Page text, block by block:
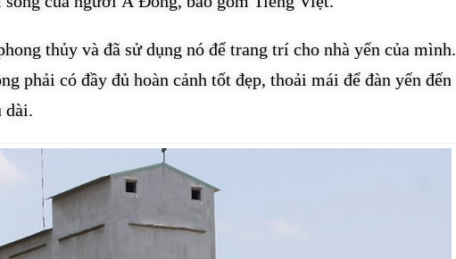
thủy và đã sử dụng nó để trang trí cho nhà yến của mình.
phải có đầy đủ hoàn cảnh tốt đẹp, thoải mái để đàn yến đến
dài.